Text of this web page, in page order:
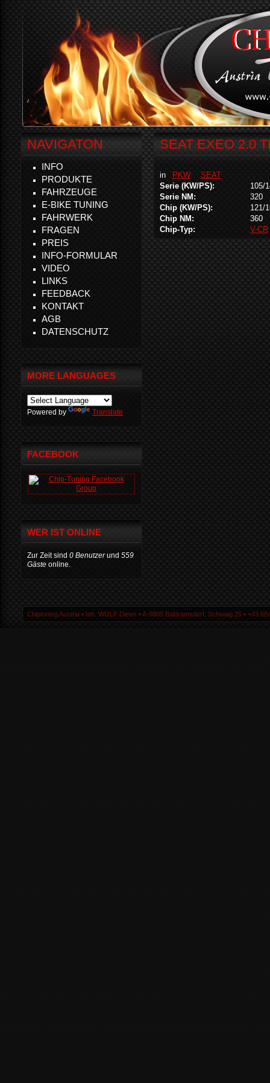
SEAT EXEO 2.0
in PKW
SEAT
Serie (KW/PS):
105/
Serie NM:
320
Chip (KW/PS):
121/
Chip NM:
360
Chip-Typ:
V-CR
NAVIGATON
INFO
PRODUKTE
FAHRZEUGE
E-BIKE TUNING
FAHRWERK
FRAGEN
PREIS
INFO-FORMULAR
VIDEO
LINKS
FEEDBACK
KONTAKT
AGB
DATENSCHUTZ
MORE LANGUAGES
Powered by Translate
FACEBOOK
WER IST ONLINE
Zur Zeit sind 0 Benutzerund 559
Gäste online.
Chiptuning Austria ▪ Inh. WOLF Dieter ▪ A-9805 Baldramsdorf, Schwaig 25 ▪ +43